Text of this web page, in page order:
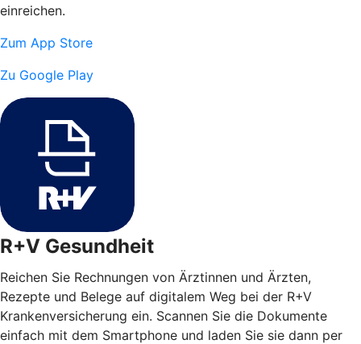
einreichen.
Zum App Store
Zu Google Play
R+V Gesundheit
Reichen Sie Rechnungen von Ärztinnen und Ärzten,
Rezepte und Belege auf digitalem Weg bei der R+V
Krankenversicherung ein. Scannen Sie die Dokumente
einfach mit dem Smartphone und laden Sie sie dann per